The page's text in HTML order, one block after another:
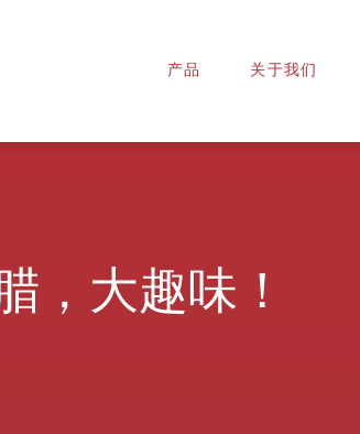
产品 关于我们
，大趣味！